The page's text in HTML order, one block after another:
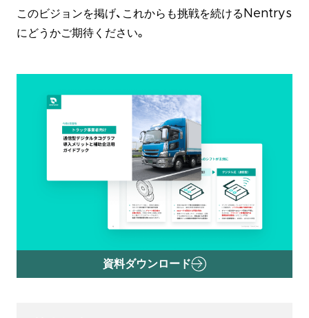
このビジョンを掲げ、これからも挑戦を続けるNentrys
にどうかご期待ください。
資料ダウンロード